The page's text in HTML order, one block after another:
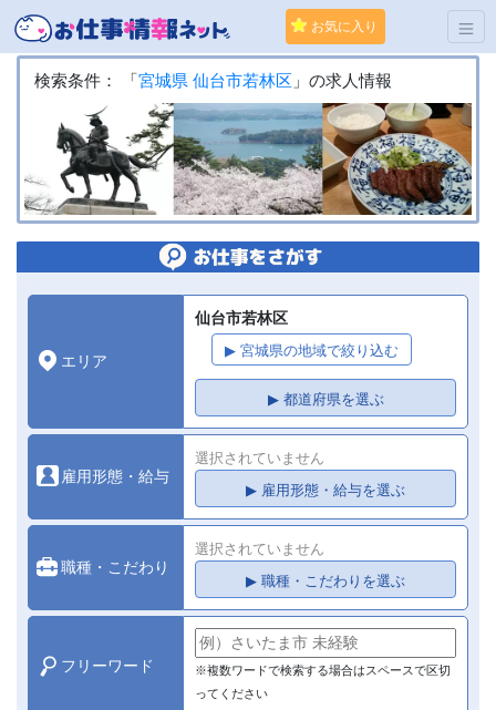
お気に入り
検索条件： 「 宮城県 仙台市若林区 」の求人情報
エリア
仙台市若林区
▶ 宮城県の地域で絞り込む
▶ 都道府県を選ぶ
雇用形態・給与
選択されていません
▶ 雇用形態・給与を選ぶ
職種・こだわり
選択されていません
▶ 職種・こだわりを選ぶ
フリーワード
※複数ワードで検索する場合はスペースで区切
ってください